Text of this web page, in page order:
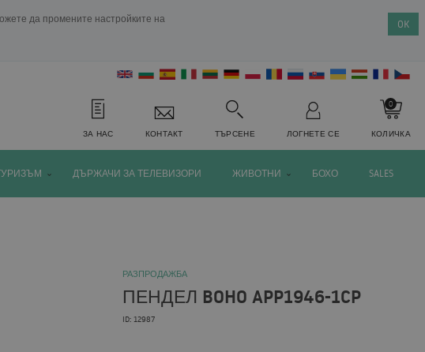
да промените настройките на
OK
ЗА НАС КОНТАКТ ТЪРСЕНЕ ЛОГНЕТЕ СЕ КОЛИЧКА
0
ДЪРЖАЧИ ЗА ТЕЛЕВИЗОРИ ЖИВОТНИ БОХО SALES
РАЗПРОДАЖБА
ПЕНДЕЛ BOHO APP1946-1CP
ID: 12987